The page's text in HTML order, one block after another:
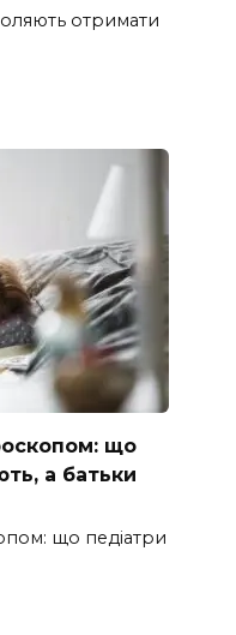
отримати
що
а батьки
що педіатри